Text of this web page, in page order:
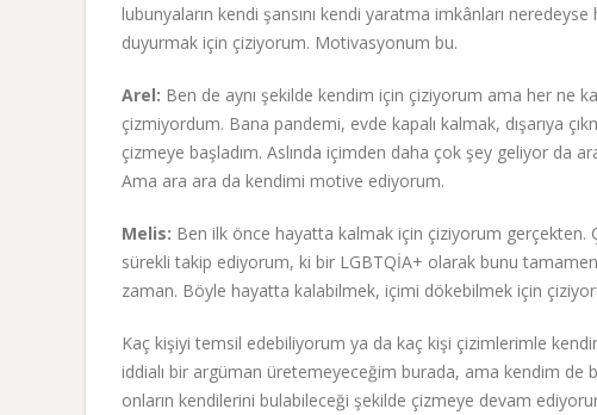
lubunyaların kendi şansını kendi yaratma imkânları
duyurmak için çiziyorum. Motivasyonum bu.
Arel: Ben de aynı şekilde kendim için çiziyorum ama her ne
çizmiyordum. Bana pandemi, evde kapalı kalmak, dışarıya
çizmeye başladım. Aslında içimden daha çok şey geliyor da
Ama ara ara da kendimi motive ediyorum.
Melis: Ben ilk önce hayatta kalmak için çiziyorum gerçekten.
sürekli takip ediyorum, ki bir LGBTQİA+ olarak bunu
zaman. Böyle hayatta kalabilmek, içimi dökebilmek için
Kaç kişiyi temsil edebiliyorum ya da kaç kişi çizimlerimle
iddialı bir argüman üretemeyeceğim burada, ama kendim de
onların kendilerini bulabileceği şekilde çizmeye devam